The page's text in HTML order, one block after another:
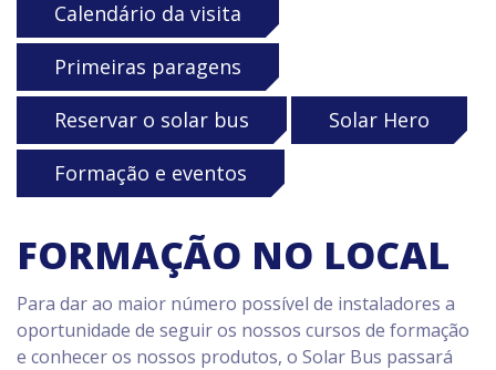
Calendário da visita
Primeiras paragens
Reservar o solar bus
Solar Hero
Formação e eventos
FORMAÇÃO NO LOCAL
Para dar ao maior número possível de instaladores a
oportunidade de seguir os nossos cursos de formação
e conhecer os nossos produtos, o Solar Bus passará